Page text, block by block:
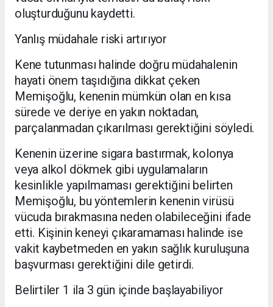
oluşturduğunu kaydetti.
Yanlış müdahale riski artırıyor
Kene tutunması halinde doğru müdahalenin
hayati önem taşıdığına dikkat çeken
Memişoğlu, kenenin mümkün olan en kısa
sürede ve deriye en yakın noktadan,
parçalanmadan çıkarılması gerektiğini söyledi.
Kenenin üzerine sigara bastırmak, kolonya
veya alkol dökmek gibi uygulamaların
kesinlikle yapılmaması gerektiğini belirten
Memişoğlu, bu yöntemlerin kenenin virüsü
vücuda bırakmasına neden olabileceğini ifade
etti. Kişinin keneyi çıkaramaması halinde ise
vakit kaybetmeden en yakın sağlık kuruluşuna
başvurması gerektiğini dile getirdi.
Belirtiler 1 ila 3 gün içinde başlayabiliyor